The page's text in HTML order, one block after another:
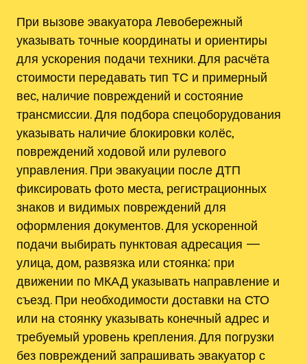
При вызове эвакуатора Левобережный
указывать точные координаты и ориентиры
для ускорения подачи техники. Для расчёта
стоимости передавать тип ТС и примерный
вес, наличие повреждений и состояние
трансмиссии. Для подбора спецоборудования
указывать наличие блокировки колёс,
повреждений ходовой или рулевого
управления. При эвакуации после ДТП
фиксировать фото места, регистрационных
знаков и видимых повреждений для
оформления документов. Для ускоренной
подачи выбирать пунктовая адресация —
улица, дом, развязка или стоянка; при
движении по МКАД указывать направление и
съезд. При необходимости доставки на СТО
или на стоянку указывать конечный адрес и
требуемый уровень крепления. Для погрузки
без повреждений запрашивать эвакуатор с